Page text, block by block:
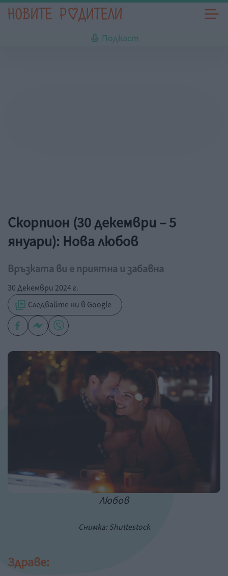
Подкаст
Скорпион (30 декември – 5
януари): Нова любов
Връзката ви е приятна и забавна
30 Декември 2024 г.
Следвайте ни в Google
Любов
Снимка: Shuttestock
Здраве: